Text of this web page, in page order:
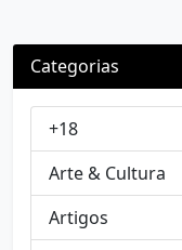
Categorias
+18
Arte & Cultura
Artigos